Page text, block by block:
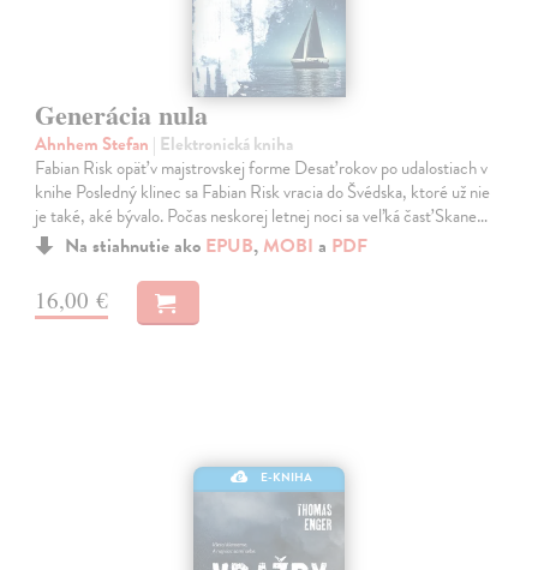
Generácia nula
Ahnhem Stefan | Elektronická kniha
Fabian Risk opäť v majstrovskej forme Desať rokov po udalostiach v
knihe Posledný klinec sa Fabian Risk vracia do Švédska, ktoré už nie
je také, aké bývalo. Počas neskorej letnej noci sa veľká časť Skane…
Na stiahnutie ako EPUB, MOBI a PDF
16,00 €
E-KNIHA